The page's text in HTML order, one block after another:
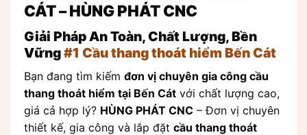
CÁT – HÙNG PHÁT CNC
Giải Pháp An Toàn, Chất Lượng, Bền
Vững#1 Cầu thang thoát hiểm Bến Cát
Bạn đang tìm kiếm đơn vị chuyên gia công cầu
thang thoát hiểm tại Bến Cát với chất lượng cao,
giá cả hợp lý? HÙNG PHÁT CNC – Đơn vị chuyên
thiết kế, gia công và lắp đặt cầu thang thoát